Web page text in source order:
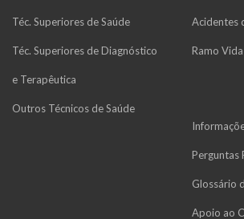
Téc. Superiores de Saúde
Téc. Superiores de Diagnóstico
e Terapêutica
Outros Técnicos de Saúde
Acidentes
Ramo Vida
Perguntas
Glossário
Apoio ao